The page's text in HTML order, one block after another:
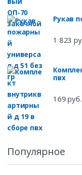
Рукав
1 823
пвх
169 руб.
Популярное